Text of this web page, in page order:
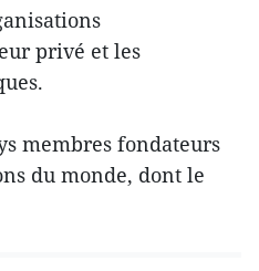
privé et les
membres fondateurs
du monde, dont le